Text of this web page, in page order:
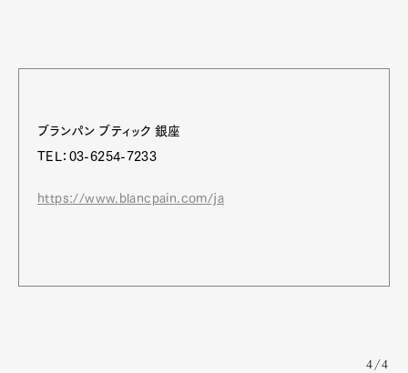
ブランパン ブティック 銀座
TEL：03-6254-7233
https://www.blancpain.com/ja
4/4